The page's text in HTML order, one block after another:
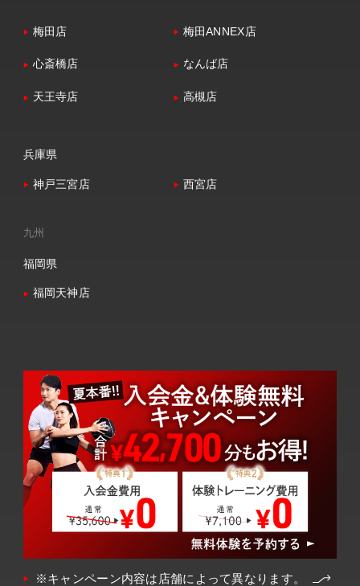
梅田店 梅田ANNEX店
心斎橋店 なんば店
天王寺店 高槻店
兵庫県
神戸三宮店 西宮店
九州
福岡県
福岡天神店
※キャンペーン内容は店舗によって異なります。